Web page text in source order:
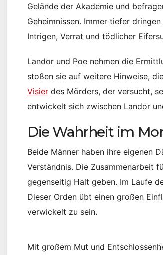
Gelände der Akademie und
Geheimnissen. Immer tiefer
Intrigen, Verrat und tödlicher
Landor und Poe nehmen die
stoßen sie auf weitere Hinweise,
Visier des Mörders, der versucht,
entwickelt sich zwischen Landor
Die Wahrheit im
Beide Männer haben ihre eigenen
Verständnis. Die Zusammenarbeit
gegenseitig Halt geben. Im Laufe
Dieser Orden übt einen großen
verwickelt zu sein.
Mit großem Mut und